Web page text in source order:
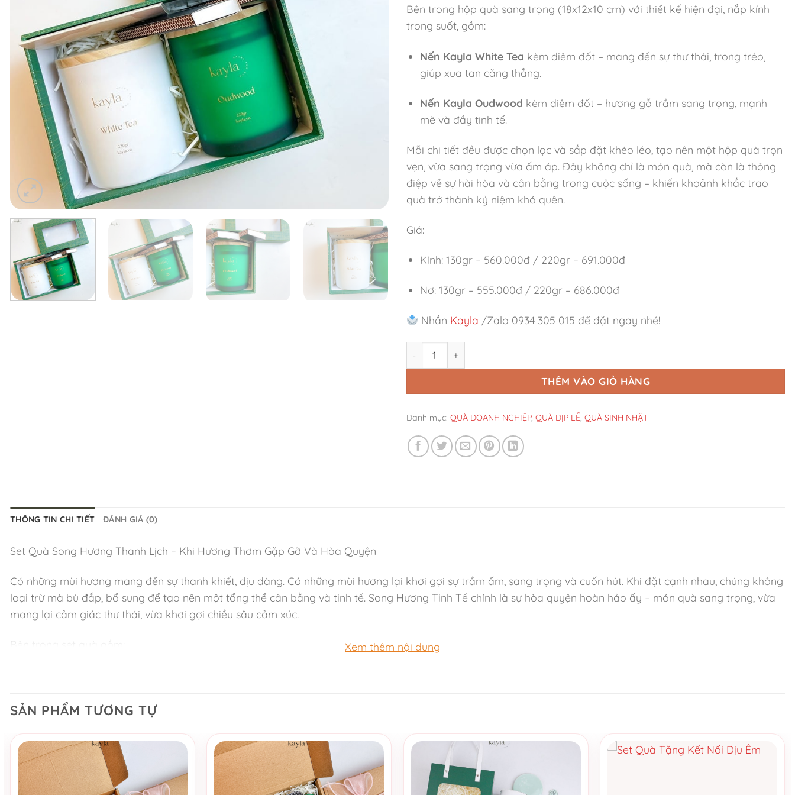
Bên trong hộp quà sang trọng (18x12x10 cm) với thiết kế hiện đại, nắp kính
trong suốt, gồm:
Nến Kayla White Tea kèm diêm đốt – mang đến sự thư thái, trong trẻo,
giúp xua tan căng thẳng.
Nến Kayla Oudwood kèm diêm đốt – hương gỗ trầm sang trọng, mạnh
mẽ và đầy tinh tế.
Mỗi chi tiết đều được chọn lọc và sắp đặt khéo léo, tạo nên một hộp quà trọn
vẹn, vừa sang trọng vừa ấm áp. Đây không chỉ là món quà, mà còn là thông
điệp về sự hài hòa và cân bằng trong cuộc sống – khiến khoảnh khắc trao
quà trở thành kỷ niệm khó quên.
Giá:
Kính: 130gr – 560.000đ / 220gr – 691.000đ
Nơ: 130gr – 555.000đ / 220gr – 686.000đ
Nhắn Kayla /Zalo 0934 305 015 để đặt ngay nhé!
Set Quà Song Hương Thanh Lịch số lượng
THÊM VÀO GIỎ HÀNG
Danh mục: QUÀ DOANH NGHIỆP, QUÀ DỊP LỄ, QUÀ SINH NHẬT
THÔNG TIN CHI TIẾT ĐÁNH GIÁ (0)
Set Quà Song Hương Thanh Lịch – Khi Hương Thơm Gặp Gỡ Và Hòa Quyện
Có những mùi hương mang đến sự thanh khiết, dịu dàng. Có những mùi hương lại khơi gợi sự trầm ấm, sang trọng và cuốn hút. Khi đặt cạnh nhau, chúng không
loại trừ mà bù đắp, bổ sung để tạo nên một tổng thể cân bằng và tinh tế. Song Hương Tinh Tế chính là sự hòa quyện hoàn hảo ấy – món quà sang trọng, vừa
mang lại cảm giác thư thái, vừa khơi gợi chiều sâu cảm xúc.
Bên trong set quà gồm:
Nến thơm Kayla Oudwood kèm diêm đốt: Hương gỗ trầm nồng nàn, ấm áp, sang trọng, gợi cảm giác tinh tế và cuốn hút.
Hộp quà sang trọng (18x12x10 cm): Thiết kế hiện đại với tông xanh điểm chỉ, nắp kính trong suốt khoe trọn vẹn vẻ đẹp chỉn chu bên trong.
Ý nghĩa set quà:
Song Hương Thanh Lịch là sự giao hòa giữa trà trắng dịu dàng và gỗ trầm sâu lắng, mang đến trải nghiệm đa tầng hương vị. Đây không chỉ là một hộp quà,
Xem thêm nội dung
SẢN PHẨM TƯƠNG TỰ